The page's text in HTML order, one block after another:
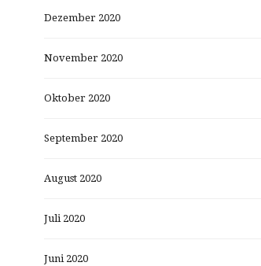
Dezember 2020
November 2020
Oktober 2020
September 2020
August 2020
Juli 2020
Juni 2020